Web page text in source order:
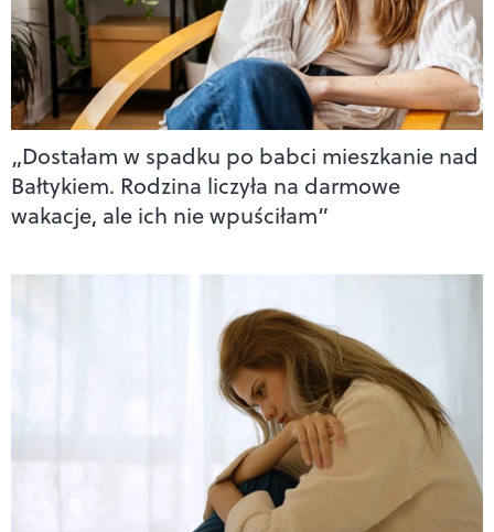
„Dostałam w spadku po babci mieszkanie nad
Bałtykiem. Rodzina liczyła na darmowe
wakacje, ale ich nie wpuściłam”